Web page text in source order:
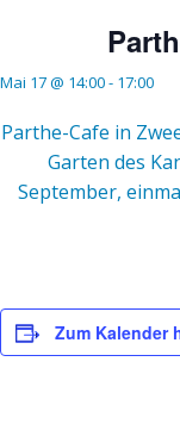
Mai 17 @ 14:00- 17:00
Parthe-Cafe in
Garten des
September,
Zum Kalender